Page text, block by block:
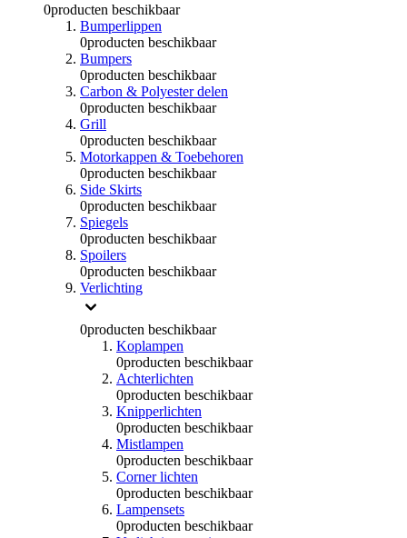
0producten beschikbaar
Bumperlippen
0producten beschikbaar
Bumpers
0producten beschikbaar
Carbon & Polyester delen
0producten beschikbaar
Grill
0producten beschikbaar
Motorkappen & Toebehoren
0producten beschikbaar
Side Skirts
0producten beschikbaar
Spiegels
0producten beschikbaar
Spoilers
0producten beschikbaar
Verlichting
0producten beschikbaar
Koplampen
0producten beschikbaar
Achterlichten
0producten beschikbaar
Knipperlichten
0producten beschikbaar
Mistlampen
0producten beschikbaar
Corner lichten
0producten beschikbaar
Lampensets
0producten beschikbaar